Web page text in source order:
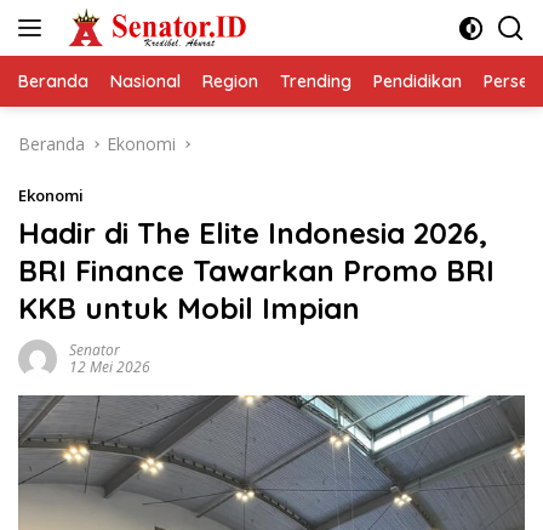
Beranda Nasional Region Trending Pendidikan
Beranda Ekonomi
Ekonomi
Hadir di The Elite Indonesia 2026,
BRI Finance Tawarkan Promo BRI
KKB untuk Mobil Impian
Senator
12 Mei 2026